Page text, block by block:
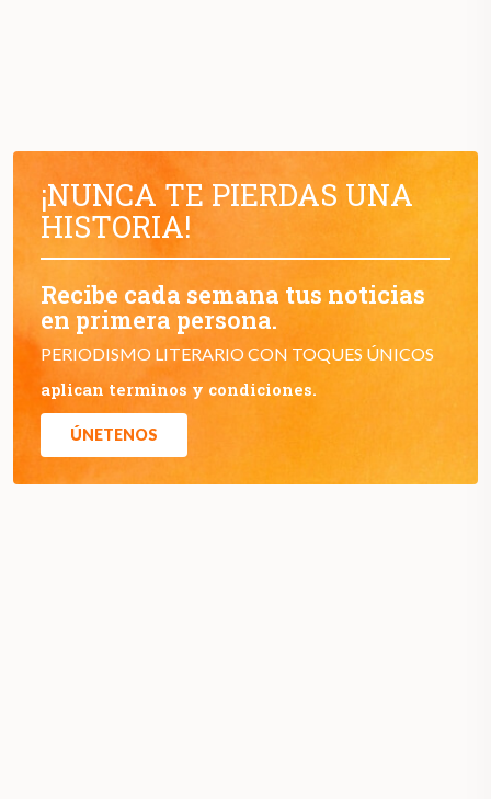
¡NUNCA TE PIERDAS UNA
HISTORIA!
Recibe cada semana tus noticias
en primera persona.
PERIODISMO LITERARIO CON TOQUES ÚNICOS
aplican terminos y condiciones.
ÚNETENOS